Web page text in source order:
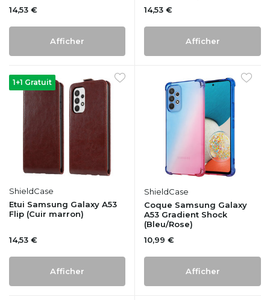
14,53 €
Afficher
14,53 €
Afficher
1+1 Gratuit
ShieldCase
Etui Samsung Galaxy A53
Flip (Cuir marron)
14,53 €
Afficher
ShieldCase
Coque Samsung Galaxy
A53 Gradient Shock
(Bleu/Rose)
10,99 €
Afficher